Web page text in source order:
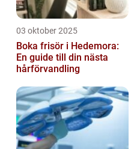
03 oktober 2025
Boka frisör i Hedemora:
En guide till din nästa
hårförvandling